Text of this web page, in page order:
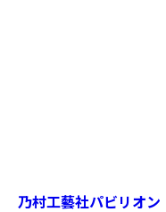
乃村工藝社パビリオン